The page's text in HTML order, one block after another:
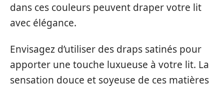
dans ces couleurs peuvent draper votre lit
avec élégance.
Envisagez d’utiliser des draps satinés pour
apporter une touche luxueuse à votre lit. La
sensation douce et soyeuse de ces matières